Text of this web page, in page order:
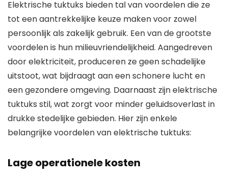
Elektrische tuktuks bieden tal van voordelen die ze
tot een aantrekkelijke keuze maken voor zowel
persoonlijk als zakelijk gebruik. Een van de grootste
voordelen is hun milieuvriendelijkheid. Aangedreven
door elektriciteit, produceren ze geen schadelijke
uitstoot, wat bijdraagt aan een schonere lucht en
een gezondere omgeving. Daarnaast zijn elektrische
tuktuks stil, wat zorgt voor minder geluidsoverlast in
drukke stedelijke gebieden. Hier zijn enkele
belangrijke voordelen van elektrische tuktuks:
Lage operationele kosten